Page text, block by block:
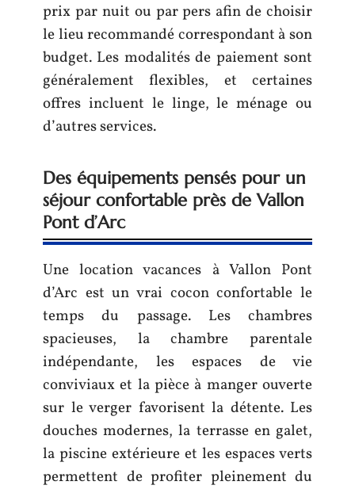
prix par nuit ou par pers afin de choisir
le lieu recommandé correspondant à son
budget. Les modalités de paiement sont
généralement flexibles, et certaines
offres incluent le linge, le ménage ou
d’autres services.
Des équipements pensés pour un
séjour confortable près de Vallon
Pont d’Arc
Une location vacances à Vallon Pont
d’Arc est un vrai cocon confortable le
temps du passage. Les chambres
spacieuses, la chambre parentale
indépendante, les espaces de vie
conviviaux et la pièce à manger ouverte
sur le verger favorisent la détente. Les
douches modernes, la terrasse en galet,
la piscine extérieure et les espaces verts
permettent de profiter pleinement du